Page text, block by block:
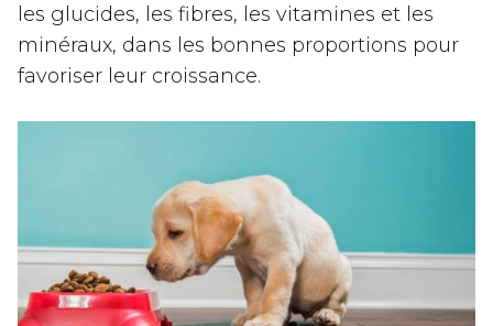
les glucides, les fibres, les vitamines et les
minéraux, dans les bonnes proportions pour
favoriser leur croissance.